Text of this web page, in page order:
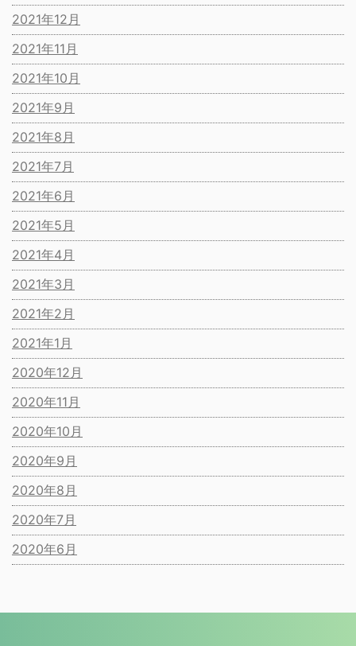
2021年12月
2021年11月
2021年10月
2021年9月
2021年8月
2021年7月
2021年6月
2021年5月
2021年4月
2021年3月
2021年2月
2021年1月
2020年12月
2020年11月
2020年10月
2020年9月
2020年8月
2020年7月
2020年6月